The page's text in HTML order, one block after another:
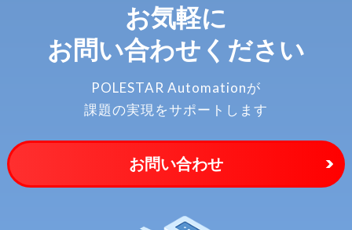
お気軽に
お問い合わせください
POLESTAR Automationが
課題の実現をサポートします
お問い合わせ